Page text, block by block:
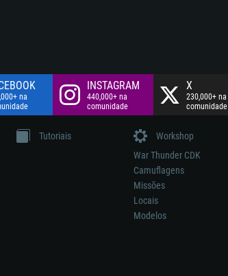
na
INSTAGRAM
440,000+ na
comunidade
X
230,000+ na
comunidade
Tutoriais
Workshop
War Thunder CDK
Camuflagens
Missões
Locais
Modelos